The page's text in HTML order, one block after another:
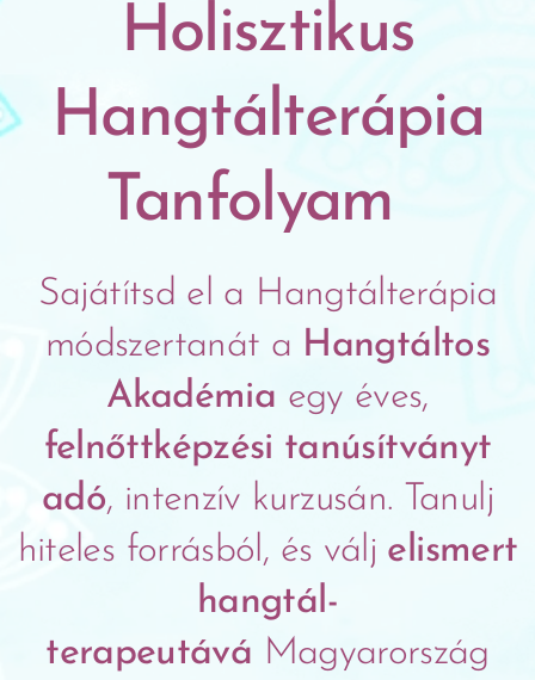
Holisztikus
Hangtálterápia
Tanfolyam
Sajátítsd el a Hangtálterápia
módszertanát a Hangtáltos
Akadémia egy éves,
felnőttképzési tanúsítványt
adó, intenzív kurzusán. Tanulj
hiteles forrásból, és válj elismert
hangtál-
terapeutává Magyarország